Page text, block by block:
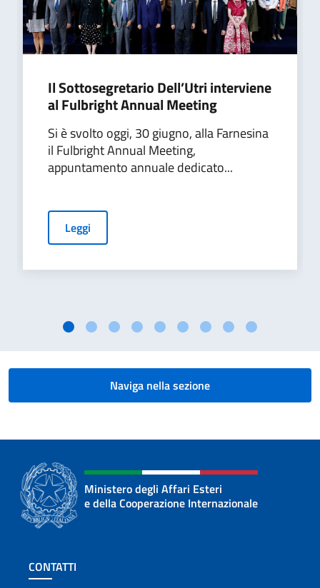
Il Sottosegretario Dell’Utri interviene
al Fulbright Annual Meeting
Si è svolto oggi, 30 giugno, alla Farnesina
il Fulbright Annual Meeting,
appuntamento annuale dedicato...
Leggi
Naviga nella sezione
Ministero degli Affari Esteri
e della Cooperazione Internazionale
Sezione footer
CONTATTI